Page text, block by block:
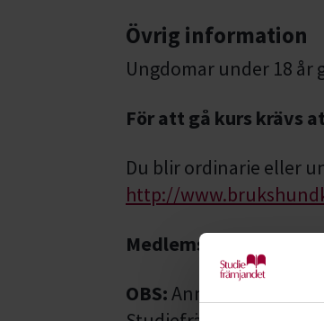
Övrig information
Ungdomar under 18 år
För att gå kurs krävs
Du blir ordinarie eller
http://
Medlemskap och
OBS:Anmälan är